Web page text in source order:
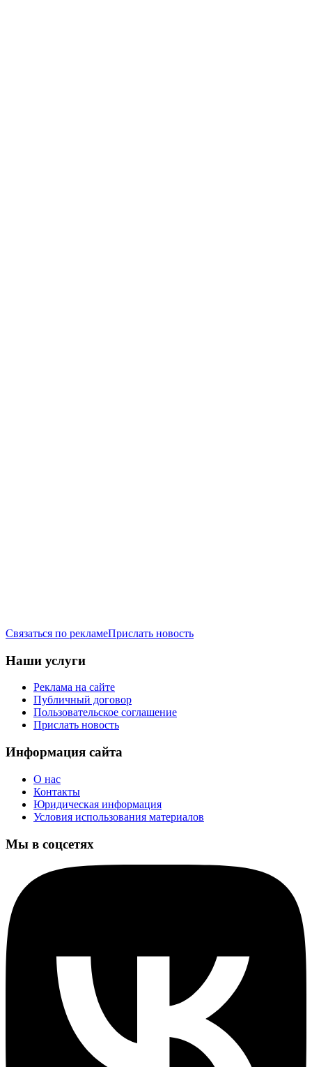
Связаться по рекламеПрислать новость
Наши услуги
Реклама на сайте
Публичный договор
Пользовательское соглашение
Прислать новость
Информация сайта
О нас
Контакты
Юридическая информация
Условия использования материалов
Мы в соцсетях